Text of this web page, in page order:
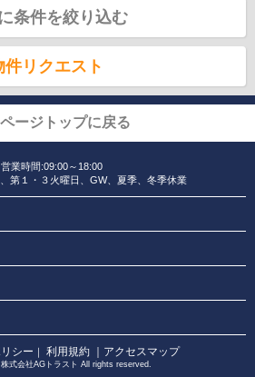
条件を絞り込む
件リクエスト
ページトップに戻る
営業時間:09:00～18:00
第１・３火曜日、GW、夏季、冬季休業
シー ｜ 利用規約 ｜アクセスマップ
式会社AGトラスト All rights reserved.